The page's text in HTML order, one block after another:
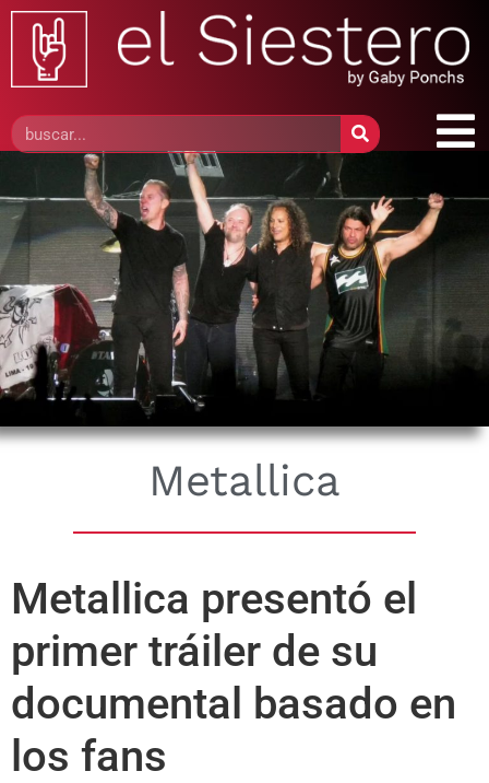
Metallica
Metallica presentó el
primer tráiler de su
documental basado en
los fans